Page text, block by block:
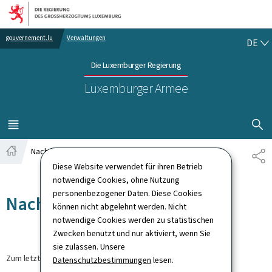
Diese Website verwendet für ihren Betrieb
notwendige Cookies, ohne Nutzung
personenbezogener Daten. Diese Cookies
können nicht abgelehnt werden. Nicht
notwendige Cookies werden zu statistischen
Zwecken benutzt und nur aktiviert, wenn Sie
sie zulassen. Unsere
Datenschutzbestimmungen lesen.
Zur Hauptnavigation
Zum Inhalt
gouvernement.lu Verwaltungen
Die Luxemburger Regierung
Luxemburger Armee
DE
MENÜ
HAUPT-
Startseite
Nachrichten
Nachrichten
Zum letzten Mal aktualisiert am30.03.2026